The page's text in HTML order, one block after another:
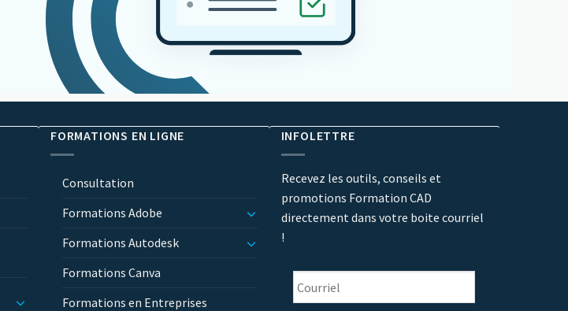
FORMATIONS EN LIGNE
Consultation
Formations Adobe
Formations Autodesk
Formations Canva
Formations en Entreprises
INFOLETTRE
Recevez les outils, conseils et
promotions Formation CAD
directement dans votre boite courriel
!
Courriel *